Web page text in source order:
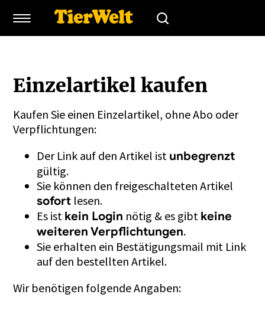
Einzelartikel kaufen
Kaufen Sie einen Einzelartikel, ohne Abo oder
Verpflichtungen:
Der Link auf den Artikel ist unbegrenzt
gültig.
Sie können den freigeschalteten Artikel
sofort lesen.
Es ist kein Login nötig & es gibt keine
weiteren Verpflichtungen.
Sie erhalten ein Bestätigungsmail mit Link
auf den bestellten Artikel.
Wir benötigen folgende Angaben: